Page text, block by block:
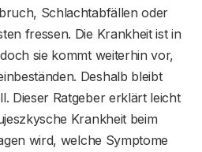
Schlachtabfällen oder
fressen. Die Krankheit ist in
sie kommt weiterhin vor,
Deshalb bleibt
Dieser Ratgeber erklärt leicht
Krankheit beim
wird, welche Symptome